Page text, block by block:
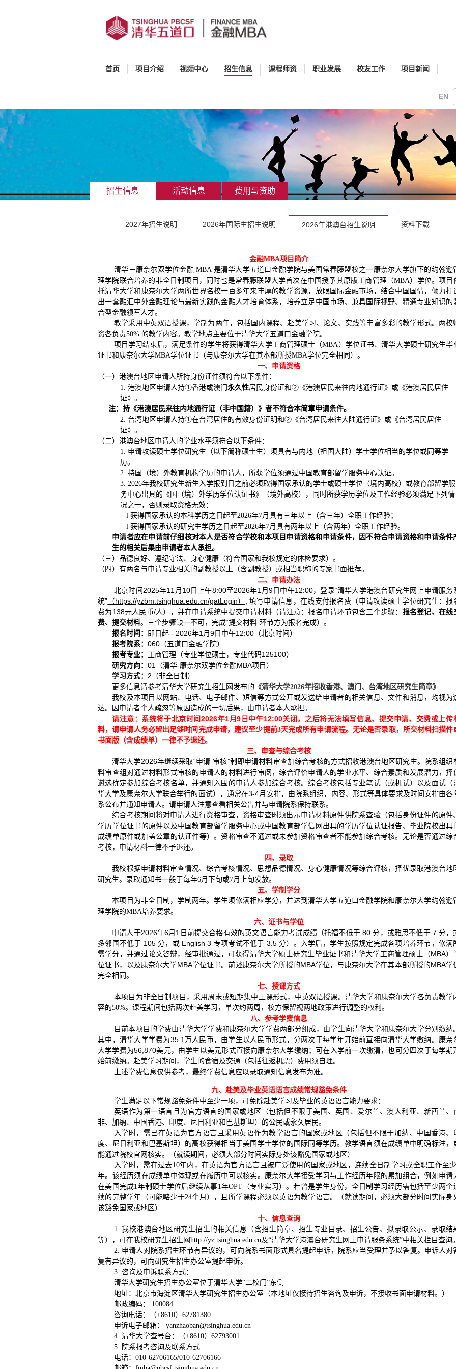
首页(current)项目介绍 视频中心 招生信息 课程师资 职业发展 校友工作 项目新闻
EN
招生信息 活动信息 费用与资助
2027年招生说明 2026年国际生招生说明 2026年港澳台招生说明 资料下载
金融MBA项目简介
清华－康奈尔双学位金融 MBA 是清华大学五道口金融学院与美国常春藤盟校之一康奈尔大学旗下的约翰逊
理学院联合培养的非全日制项目，同时也是常春藤联盟大学首次在中国授予其原版工商管理（MBA）学位。项目
托清华大学和康奈尔大学两所世界名校一百多年来丰厚的教学资源，放眼国际金融市场，结合中国国情，倾力打
出一套融汇中外金融理论与最新实践的金融人才培育体系，培养立足中国市场、兼具国际视野、精通专业知识的
合型金融领军人才。
教学采用中英双语授课，学制为两年，包括国内课程、赴美学习、论文、实践等丰富多彩的教学形式。两校
资各负责50% 的教学内容。教学地点主要位于清华大学五道口金融学院。
项目学习结束后，满足条件的学生将获得清华大学工商管理硕士（MBA）学位证书、清华大学硕士研究生毕
证书和康奈尔大学MBA学位证书（与康奈尔大学在其本部所授MBA学位完全相同）。
一、申请资格
（一）港澳台地区申请人所持身份证件须符合以下条件：
1. 港澳地区申请人持①香港或澳门 永久性居民身份证和②《港澳居民来往内地通行证》或《港澳居民居住
证》。
注：持《港澳居民来往内地通行证（非中国籍）》者不符合本简章申请条件。
2. 台湾地区申请人持①在台湾居住的有效身份证明和②《台湾居民来往大陆通行证》或《台湾居民居住
证》。
（二）港澳台地区申请人的学业水平须符合以下条件：
1. 申请攻读硕士学位研究生（以下简称硕士生）须具有与内地（祖国大陆）学士学位相当的学位或同等学
历。
2. 持国（境）外教育机构学历的申请人，所获学位须通过中国教育部留学服务中心认证。
3. 2026年我校研究生新生入学报到日之前必须取得国家承认的学士或硕士学位（境内高校）或教育部留学服
务中心出具的《国（境）外学历学位认证书》（境外高校），同时所获学历学位及工作经验必须满足下列情
况之一，否则录取资格无效：
l 获得国家承认的本科学历之日起至2026年7月具有三年以上（含三年）全职工作经验；
l 获得国家承认的研究生学历之日起至2026年7月具有两年以上（含两年）全职工作经验。
申请者应在申请前仔细核对本人是否符合学校和本项目申请资格和申请条件，因不符合申请资格和申请条件
生的相关后果由申请者本人承担。
（三）品德良好、遵纪守法、身心健康（符合国家和我校规定的体检要求）。
（四）有两名与申请专业相关的副教授以上（含副教授）或相当职称的专家书面推荐。
二、 申请办法
北京时间2025年11月10日上午8:00至2026年1月9日中午12:00，登录“清华大学港澳台研究生网上申请服务
统” （https://yzbm.tsinghua.edu.cn/gatLogin）,
填写申请信息，在线支付报名费（申请攻读硕士学位研究生：报
费为138元人民币/人），并在申请系统中提交申请材料（请注意：报名申请环节包含三个步骤： 报名登记、在线
费、提交材料。三个步骤缺一不可，完成“提交材料”环节方为报名完成）。
报名时间：
即日起 - 2026年1月9日中午12:00（北京时间）
报考院系： 060（五道口金融‍‍‍学院）
报考专业： 工商管理（专业学位硕士，专业代码125100）
研究方向： 01（清华-康奈尔双学位金融MBA项目）
学习方式： 2（非全日制）
更多信息请参考清华大学研究生招生网发布的 《清华大学2026年招收香港、澳门、台湾地区研究生简章》
我校及本项目以网站、电话、电子邮件、短信等方式公开或发送给申请者的相关信息、文件和消息，均视为
达。因申请者个人疏忽等原因造成的一切后果，由申请者本人承担。
请注意： 系统将于北京时间 2026年1月9日中午12:00关闭，之后将无法填写信息、提交申请、交费或上传
料，请申请人务必留出足够时间完成申请，建议至少提前3天完成所有申请流程。无论是否录取， 所交材料扫描件
书面版（含成绩单）一律不予退还。
三、审查与综合考核
清华大学2026年继续采取“申请-审核”制即申请材料审查加综合考核的方式招收港澳台地区研究生。院系组织
料审查组对通过材料形式审核的申请人的材料进行审阅，综合评价申请人的学业水平、综合素质和发展潜力，择
遴选确定参加综合考核名单，并通知入围的申请人参加综合考核。综合考核包括专业笔试（或机试）以及面试（
华大学及康奈尔大学联合举行的面试），通常在3-4月安排，由院系组织，内容、形式等具体要求及时间安排由各
系公布并通知申请人。请申请人注意查看相关公告并与申请院系保持联系。
综合考核期间将对申请人进行资格审查，资格审查时须出示申请材料原件供院系查验（包括身份证件的原件、
学历学位证书的原件以及中国教育部留学服务中心或中国教育部学信网出具的学历学位认证报告、毕业院校出具
成绩单原件或加盖公章的认证件等）。资格审查不通过或未参加资格审查者不能参加综合考核。无论是否通过综
考核，申请材料一律不予退还。
四、录取
我校根据申请材料审查情况、综合考核情况、思想品德情况、身心健康情况等综合评核，择优录取港澳台地
研究生。录取通知书一般于每年6月下旬或7月上旬发放。
五、学制学分
本项目为非全日制，学制两年。学生须修满相应学分，并达到清华大学五道口金融学院和康奈尔大学约翰逊
理学院的MBA培养要求。
六、证书与学位
申请人于2026年6月1日前提交合格有效的英文语言能力考试成绩（托福不低于 80 分，或雅思不低于 7 分，
多邻国不低于 105 分，或 English 3 专项考试不低于 3.5 分）。入学后，学生按照规定完成各项培养环节，修满
需学分，并通过论文答辩，经审批通过，可获得清华大学硕士研究生毕业证书和清华大学工商管理硕士（MBA）
位证书，以及康奈尔大学MBA学位证书。前述康奈尔大学所授的MBA学位，与康奈尔大学在其本部所授的MBA学
完全相同。
七、授课方式
本项目为非全日制项目，采用周末或短期集中上课形式，中英双语授课。清华大学和康奈尔大学各负责教学
容的50%。课程期间包括两次赴美学习，单次约两周，校方保留视两地政策进行调整的权利。
八、参考学费信息
目前本项目的学费由清华大学学费和康奈尔大学学费两部分组成，由学生向清华大学和康奈尔大学分别缴纳。
其中，清华大学学费为35.1万人民币，由学生以人民币形式，分两次于每学年开始前直接向清华大学缴纳。康奈
大学学费为56,870美元，由学生以美元形式直接向康奈尔大学缴纳；可在入学前一次缴清，也可分四次于每学期
始前缴纳。赴美学习期间，学生的食宿及交通（包括往返机票）费用须自理。
上述学费信息仅供参考，最终学费信息应以录取通知信息发布为准。
九、赴美及毕业英语语言成绩常规豁免条件
学生满足以下常规豁免条件中至少一项，可免除赴美学习及毕业的英语语言能力要求：
英语作为第一语言且为官方语言的国家或地区（包括但不限于美国、英国、爱尔兰、澳大利亚、新西兰、
非、加纳、中国香港、印度、尼日利亚和巴基斯坦）的公民或永久居民。
入学时，需已在英语为官方语言且采用英语作为教学语言的国家或地区（包括但不限于加纳、中国香港、
度、尼日利亚和巴基斯坦）的高校获得相当于美国学士学位的国际同等学历。教学语言须在成绩单中明确标注，
能通过院校官网核实。（就读期间，必须大部分时间实际身处该豁免国家或地区）
入学时，需在过去10年内，在英语为官方语言且被广泛使用的国家或地区，连续全日制学习或全职工作至
年。该经历须在成绩单中体现或在履历中可以核实。康奈尔大学接受学习与工作经历年限的累加组合，例如申请
在美国完成1年制硕士学位后继续从事1年OPT（专业实习）。若曾是学生身份，全日制学习经历需包括至少两个
续的完整学年（可能略少于24个月），且所学课程必须以英语为教学语言。（就读期间，必须大部分时间实际身
该豁免国家或地区）
十、信息查询
1. 我校港澳台地区研究生招生的相关信息（含招生简章、招生专业目录、招生公告、拟录取公示、录取结
等），可在我校研究生招生网 http://yz.tsinghua.edu.cn及“清华大学港澳台研究生网上申请服务系统”中相关栏目查询。
2. 申请人对院系招生环节有异议的，可向院系书面形式具名提起申诉，院系应当受理并予以答复。申诉人对
复有异议的，可向研究生招生办公室提起申诉。
3. 咨询及申诉联系方式：
清华大学研究生招生办公室位于清华大学“二校门”东侧
地址：北京市海淀区清华大学研究生招生办公室（本地址仅接待招生咨询及申诉，不接收书面申请材料。）
邮政编码： 100084
咨询电话：（+8610）62781380
申诉电子邮箱： yanzhaoban@tsinghua.edu.cn
4. 清华大学查号台：（+8610）62793001
5. 院系报考咨询及联系方式
电话：010-62706165/010-62706166